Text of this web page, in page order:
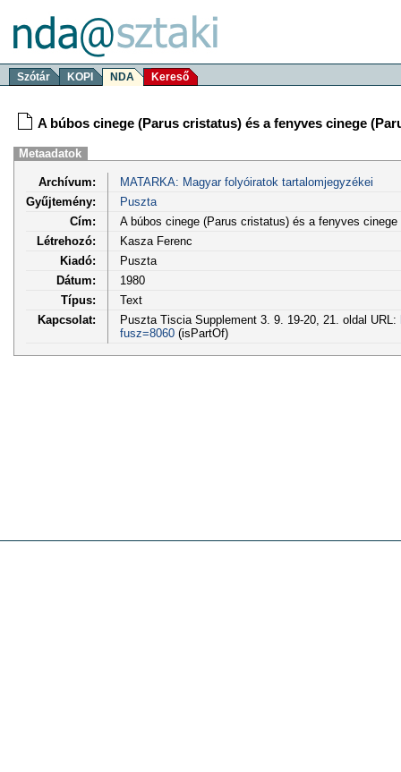
Szótár KOPI NDA Kereső
A búbos cinege (Parus cristatus) és a fenyves cinege
Metaadatok
Archívum:
MATARKA: Magyar folyóiratok tartalomjegyzékei
Gyűjtemény:
Puszta
Cím:
A búbos cinege (Parus cristatus) és a fenyves
Létrehozó:
Kasza Ferenc
Kiadó:
Puszta
Dátum:
1980
Típus:
Text
Kapcsolat:
Puszta Tiscia Supplement 3. 9. 19-20, 21. oldal URL:
fusz=8060(isPartOf)